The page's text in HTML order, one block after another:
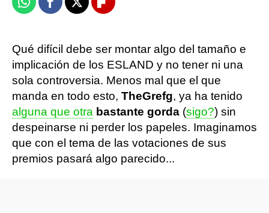
WhatsappFacebook
X Flipboard
Qué difícil debe ser montar algo del tamaño e
implicación de los ESLAND y no tener ni una
sola controversia. Menos mal que el que
manda en todo esto, TheGrefg, ya ha tenido
alguna que otra bastante gorda (sigo?) sin
despeinarse ni perder los papeles. Imaginamos
que con el tema de las votaciones de sus
premios pasará algo parecido...